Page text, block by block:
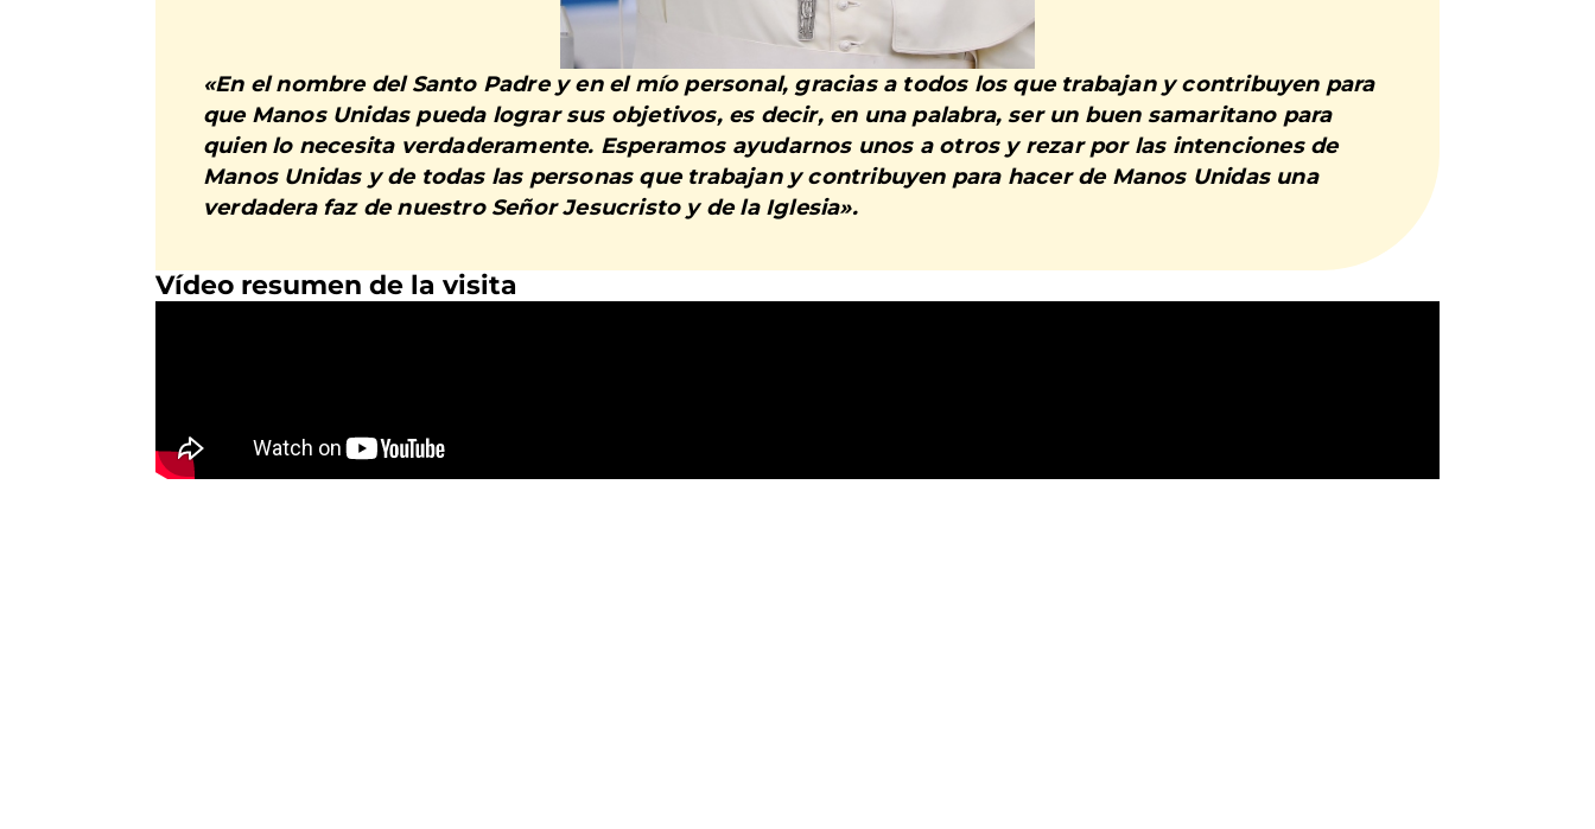
«En el nombre del Santo Padre y en el mío personal, gracias a todos los que trabajan y contribuyen para
que Manos Unidas pueda lograr sus objetivos, es decir, en una palabra, ser un buen samaritano para
quien lo necesita verdaderamente. Esperamos ayudarnos unos a otros y rezar por las intenciones de
Manos Unidas y de todas las personas que trabajan y contribuyen para hacer de Manos Unidas una
verdadera faz de nuestro Señor Jesucristo y de la Iglesia».
Vídeo resumen de la visita